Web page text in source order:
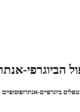
הביוגרפי-
ביוגרפיים-אנתרופוסופיים